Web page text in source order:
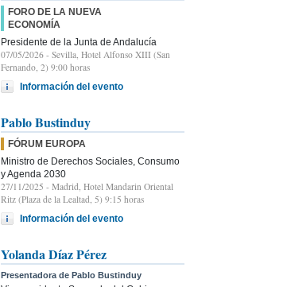
FORO DE LA NUEVA
ECONOMÍA
Presidente de la Junta de Andalucía
07/05/2026 - Sevilla, Hotel Alfonso XIII (San
Fernando, 2) 9:00 horas
Información del evento
Pablo Bustinduy
FÓRUM EUROPA
Ministro de Derechos Sociales, Consumo
y Agenda 2030
27/11/2025 - Madrid, Hotel Mandarin Oriental
Ritz (Plaza de la Lealtad, 5) 9:15 horas
Información del evento
Yolanda Díaz Pérez
Presentadora de Pablo Bustinduy